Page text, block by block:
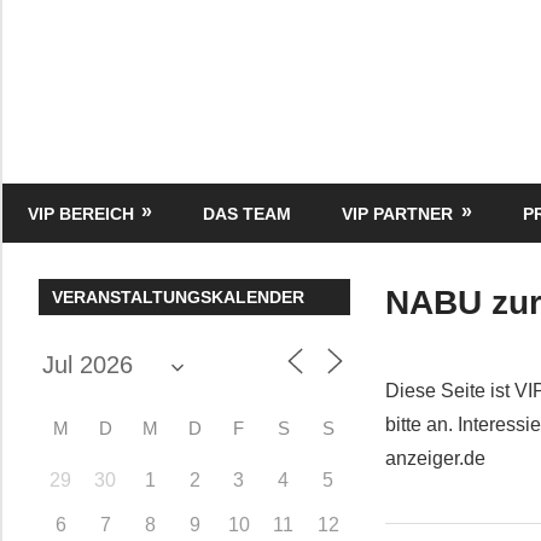
Media
VIP BEREICH DAS TEAM VIP PARTNER
NABU
Diese Seite ist
bitte an.
anzeiger.de
VERANSTALTUNGSKALENDER
M D M D F S S
29 30 1 2 3 4 5
6 7 8 9 10 11 12